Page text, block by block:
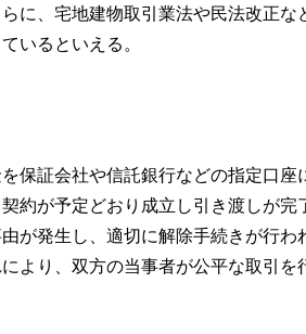
に、宅地建物取引業法や民法改正
いるといえる。
保証会社や信託銀行などの指定口
約が予定どおり成立し引き渡しが
が発生し、適切に解除手続きが行
より、双方の当事者が公平な取引を